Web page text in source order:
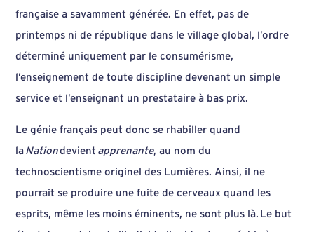
française a savamment générée. En effet, pas de
printemps ni de république dans le village global, l’ordre
déterminé uniquement par le consumérisme,
l’enseignement de toute discipline devenant un simple
service et l’enseignant un prestataire à bas prix.
Le génie français peut donc se rhabiller quand
la Nationdevient apprenante, au nom du
technoscientisme originel des Lumières. Ainsi, il ne
pourrait se produire une fuite de cerveaux quand les
esprits, même les moins éminents, ne sont plus là. Le but